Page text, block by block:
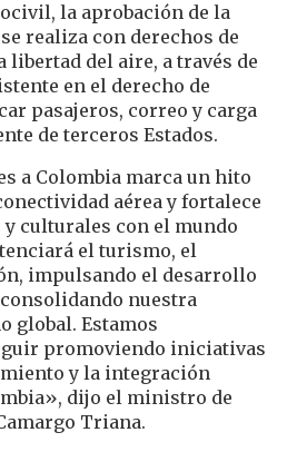
la aprobación de la
realiza con derechos de
libertad del aire, a través de
en el derecho de
pasajeros, correo y carga
de terceros Estados.
a Colombia marca un hito
aérea y fortalece
culturales con el mundo
el turismo, el
impulsando el desarrollo
nuestra
global. Estamos
promoviendo iniciativas
y la integración
dijo el ministro de
Triana.